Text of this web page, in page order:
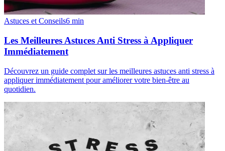
Astuces et Conseils6 min
Les Meilleures Astuces Anti Stress à Appliquer
Immédiatement
Découvrez un guide complet sur les meilleures astuces anti stress à
appliquer immédiatement pour améliorer votre bien-être au
quotidien.